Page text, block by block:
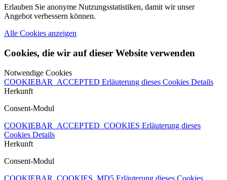
Erlauben Sie anonyme Nutzungsstatistiken, damit wir unser
Angebot verbessern können.
Alle Cookies anzeigen
Cookies, die wir auf dieser Website verwenden
Notwendige Cookies
COOKIEBAR_ACCEPTED Erläuterung dieses Cookies Details
Herkunft
Consent-Modul
COOKIEBAR_ACCEPTED_COOKIES Erläuterung dieses
Cookies Details
Herkunft
Consent-Modul
COOKIEBAR_COOKIES_MD5 Erläuterung dieses Cookies